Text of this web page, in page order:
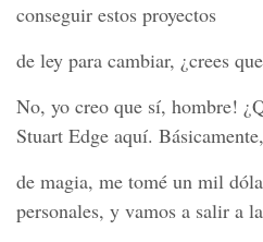
conseguir estos proyectos
de ley para cambiar, ¿crees
No, yo creo que sí, hombre!
Stuart Edge aquí.
de magia, me tomé un mil
personales, y vamos a salir a